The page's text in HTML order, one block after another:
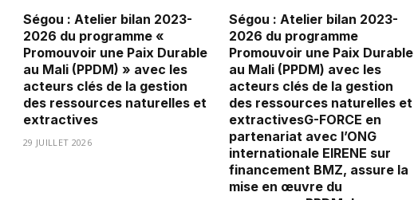
Ségou : Atelier bilan 2023-
2026 du programme «
Promouvoir une Paix Durable
au Mali (PPDM) » avec les
acteurs clés de la gestion
des ressources naturelles et
extractives
29 JUILLET 2026
Ségou : Atelier bilan 2023-
2026 du programme
Promouvoir une Paix Durable
au Mali (PPDM) avec les
acteurs clés de la gestion
des ressources naturelles et
extractivesG-FORCE en
partenariat avec l’ONG
internationale EIRENE sur
financement BMZ, assure la
mise en œuvre du